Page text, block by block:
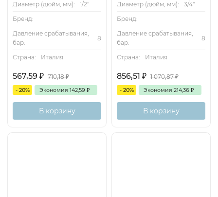
Диаметр (дюйм, мм):
1/2"
Бренд:
Давление срабатывания,
бар:
8
Страна: Италия
567,59 ₽ 710,18₽
- 20% Экономия 142,59 ₽
В корзину
Диаметр (дюйм, мм):
3/4"
Бренд:
Давление срабатывания,
бар:
8
Страна: Италия
856,51 ₽ 1 070,87₽
- 20% Экономия 214,36 ₽
В корзину